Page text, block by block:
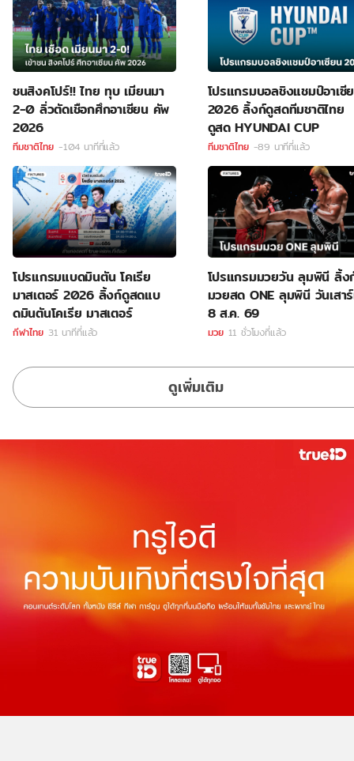
ชนสิงคโปร์!! ไทย ทุบ เมียนมา
2-0 ลิ่วตัดเชือกศึกอาเซียน คัพ
2026
ทีมชาติไทย -104 นาทีที่แล้ว
โปรแกรมบอลชิงแชมป์อาเซี
2026 ลิ้งก์ดูสดทีมชาติไทย
ดูสด HYUNDAI CUP
ทีมชาติไทย -89 นาทีที่แล้ว
โปรแกรมแบดมินตัน โคเรีย
มาสเตอร์ 2026 ลิ้งก์ดูสดแบ
ดมินตันโคเรีย มาสเตอร์
กีฬาไทย 31 นาทีที่แล้ว
โปรแกรมมวยวัน ลุมพินี ลิ้ง
มวยสด ONE ลุมพินี วันเสา
8 ส.ค. 69
มวย 11 ชั่วโมงที่แล้ว
ดูเพิ่มเติม